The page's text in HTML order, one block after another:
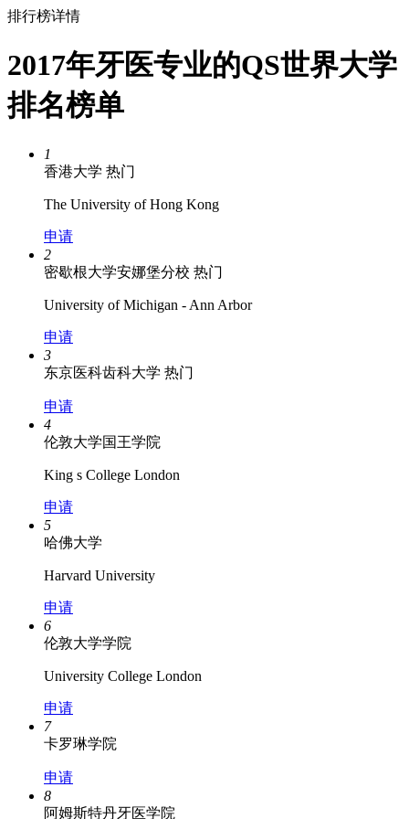
排行榜详情
2017年牙医专业的QS世界大学
排名榜单
1
香港大学 热门
The University of Hong Kong
申请
2
密歇根大学安娜堡分校 热门
University of Michigan - Ann Arbor
申请
3
东京医科齿科大学 热门
申请
4
伦敦大学国王学院
King s College London
申请
5
哈佛大学
Harvard University
申请
6
伦敦大学学院
University College London
申请
7
卡罗琳学院
申请
8
阿姆斯特丹牙医学院